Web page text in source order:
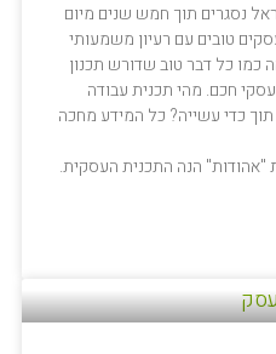
נסגרים תוך חמש שנים מיום
טובים עם רעיון משמעותי
כל דבר טוב שדורש תכנון
חכם. מהי תכנית עבודה
כדי עשייה? כל המידע מחכה
הנה התכנית העסקית.